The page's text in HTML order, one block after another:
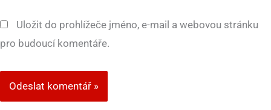
Uložit do prohlížeče jméno, e-mail a webovou stránku
pro budoucí komentáře.